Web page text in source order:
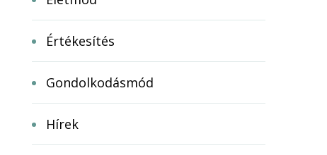
Értékesítés
Gondolkodásmód
Hírek